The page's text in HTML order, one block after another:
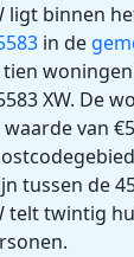
ligt binnen
in de
XW. De
waarde van
tussen de
telt twintig